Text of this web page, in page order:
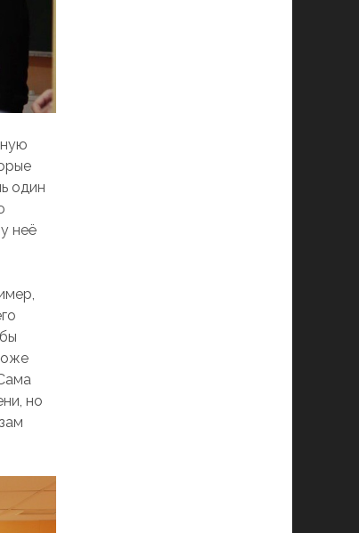
один
неё
но